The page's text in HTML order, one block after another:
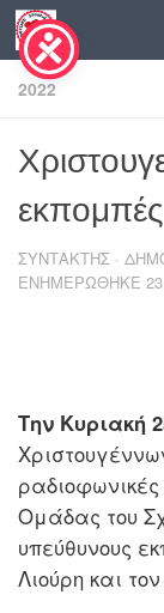
Skip to content
2022
εκπομπές
ΣΥΝΤΆΚΤΗΣ ·
ΕΝΗΜΕΡΏΘΗΚΕ
Την Κυριακή
Ομάδας του
υπεύθυνους
Λιούρη και